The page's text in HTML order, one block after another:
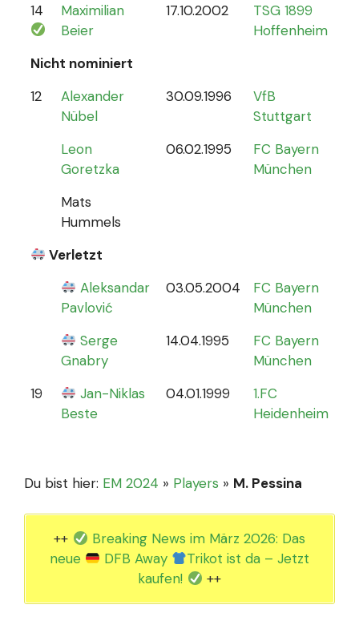
14
Maximilian
Beier
17.10.2002
TSG 1899
Hoffenheim
Nicht nominiert
12
Alexander
Nübel
30.09.1996
VfB
Stuttgart
Leon
Goretzka
06.02.1995
FC Bayern
München
Mats
Hummels
Verletzt
Aleksandar
Pavlović
03.05.2004
FC Bayern
München
Serge
Gnabry
14.04.1995
FC Bayern
München
19
Jan-Niklas
Beste
04.01.1999
1.FC
Heidenheim
Du bist hier: EM 2024 » Players » M. Pessina
++
Breaking News im März 2026: Das
neue
DFB Away
Trikot ist da – Jetzt
kaufen!
++